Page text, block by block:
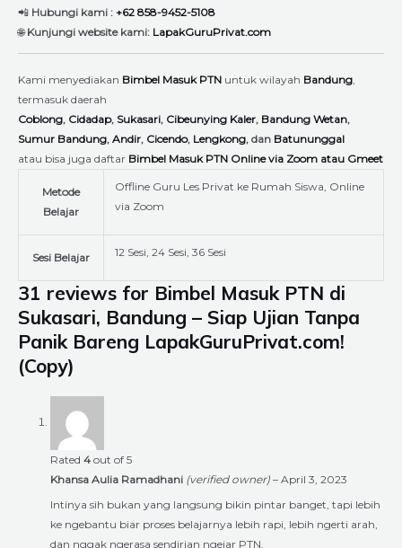
📲 Hubungi kami : +62 858-9452-5108
🌐Kunjungi website kami: LapakGuruPrivat.com
Kami menyediakan Bimbel Masuk PTN untuk wilayah Bandung
termasuk daerah
Coblong, Cidadap, Sukasari, Cibeunying Kaler, Bandung Wetan,
Sumur Bandung, Andir, Cicendo, Lengkong, dan Batununggal
atau bisa juga daftar Bimbel Masuk PTN Online via Zoom atau Gmeet
Metode
Belajar
Offline Guru Les Privat ke Rumah Siswa, Online
via Zoom
Sesi Belajar 12 Sesi, 24 Sesi, 36 Sesi
31 reviews for Bimbel Masuk PTN di
Sukasari, Bandung – Siap Ujian Tanpa
Panik Bareng LapakGuruPrivat.com!
(Copy)
Rated 4 out of 5
Khansa Aulia Ramadhani (verified owner) – April 3, 2023
Intinya sih bukan yang langsung bikin pintar banget, tapi lebih
ke ngebantu biar proses belajarnya lebih rapi, lebih ngerti arah,
dan nggak ngerasa sendirian ngejar PTN.